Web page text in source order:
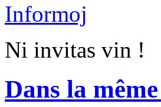
Informoj
Ni invitas vin !
Dans la